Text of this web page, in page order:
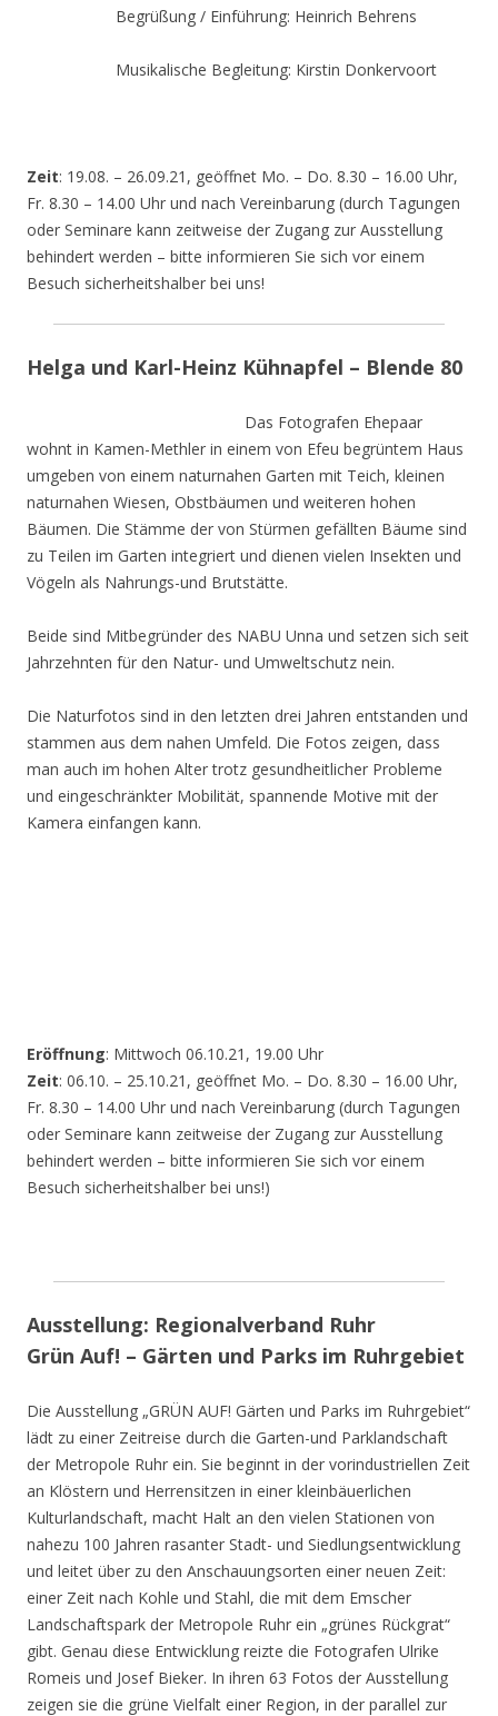
Begrüßung / Einführung: Heinrich Behrens
Musikalische Begleitung: Kirstin Donkervoort
Zeit: 19.08. – 26.09.21, geöffnet Mo. – Do. 8.30 – 16.00 Uhr,
Fr. 8.30 – 14.00 Uhr und nach Vereinbarung (durch Tagungen
oder Seminare kann zeitweise der Zugang zur Ausstellung
behindert werden – bitte informieren Sie sich vor einem
Besuch sicherheitshalber bei uns!
Helga und Karl-Heinz Kühnapfel – Blende 80
Das Fotografen Ehepaar
wohnt in Kamen-Methler in einem von Efeu begrüntem Haus
umgeben von einem naturnahen Garten mit Teich, kleinen
naturnahen Wiesen, Obstbäumen und weiteren hohen
Bäumen. Die Stämme der von Stürmen gefällten Bäume sind
zu Teilen im Garten integriert und dienen vielen Insekten und
Vögeln als Nahrungs-und Brutstätte.
Beide sind Mitbegründer des NABU Unna und setzen sich seit
Jahrzehnten für den Natur- und Umweltschutz nein.
Die Naturfotos sind in den letzten drei Jahren entstanden und
stammen aus dem nahen Umfeld. Die Fotos zeigen, dass
man auch im hohen Alter trotz gesundheitlicher Probleme
und eingeschränkter Mobilität, spannende Motive mit der
Kamera einfangen kann.
Eröffnung: Mittwoch 06.10.21, 19.00 Uhr
Zeit: 06.10. – 25.10.21, geöffnet Mo. – Do. 8.30 – 16.00 Uhr,
Fr. 8.30 – 14.00 Uhr und nach Vereinbarung (durch Tagungen
oder Seminare kann zeitweise der Zugang zur Ausstellung
behindert werden – bitte informieren Sie sich vor einem
Besuch sicherheitshalber bei uns!)
Ausstellung: Regionalverband Ruhr
Grün Auf! – Gärten und Parks im Ruhrgebiet
Die Ausstellung „GRÜN AUF! Gärten und Parks im Ruhrgebiet“
lädt zu einer Zeitreise durch die Garten-und Parklandschaft
der Metropole Ruhr ein. Sie beginnt in der vorindustriellen Zeit
an Klöstern und Herrensitzen in einer kleinbäuerlichen
Kulturlandschaft, macht Halt an den vielen Stationen von
nahezu 100 Jahren rasanter Stadt- und Siedlungsentwicklung
und leitet über zu den Anschauungsorten einer neuen Zeit:
einer Zeit nach Kohle und Stahl, die mit dem Emscher
Landschaftspark der Metropole Ruhr ein „grünes Rückgrat“
gibt. Genau diese Entwicklung reizte die Fotografen Ulrike
Romeis und Josef Bieker. In ihren 63 Fotos der Ausstellung
zeigen sie die grüne Vielfalt einer Region, in der parallel zur